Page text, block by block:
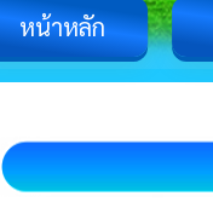
หน้าหลัก